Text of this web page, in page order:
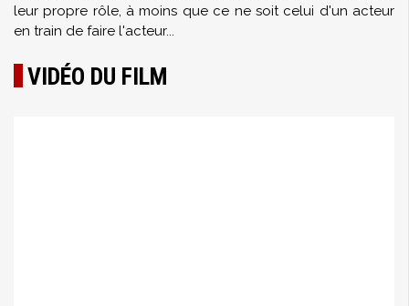
leur propre rôle, à moins que ce ne soit celui d'un acteur
en train de faire l'acteur...
VIDÉO DU FILM